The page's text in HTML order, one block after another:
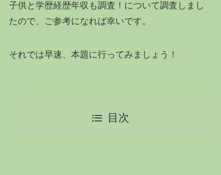
子供と学歴経歴年収も調査！について調査しまし
たので、ご参考になれば幸いです。
それでは早速、本題に行ってみましょう！
目次